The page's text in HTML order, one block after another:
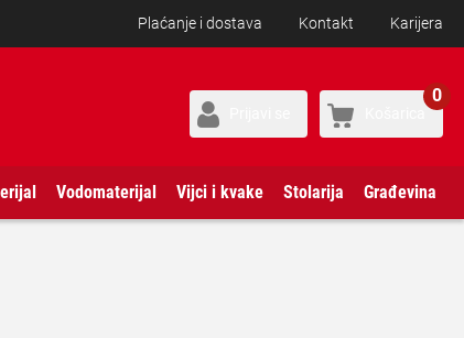
Plaćanje i dostava Kontakt Karijera
0
Vodomaterijal Vijci i kvake Stolarija Građevina